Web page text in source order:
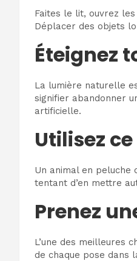
Faites le lit, ouvrez
Déplacer des objets
Éteignez
La lumière naturelle
signifier abandonner
artificielle.
Utilisez
Un animal en peluche
tentant d’en mettre
Prenez
L’une des meilleures
de chaque pose dans